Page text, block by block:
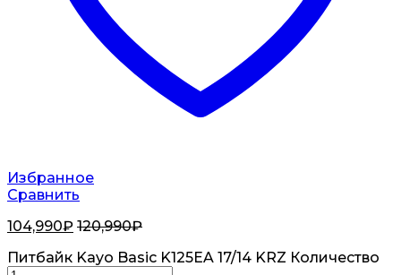
Избранное
Сравнить
104,990₽ 120,990₽
Питбайк Kayo Basic K125EA 17/14 KRZ Количество